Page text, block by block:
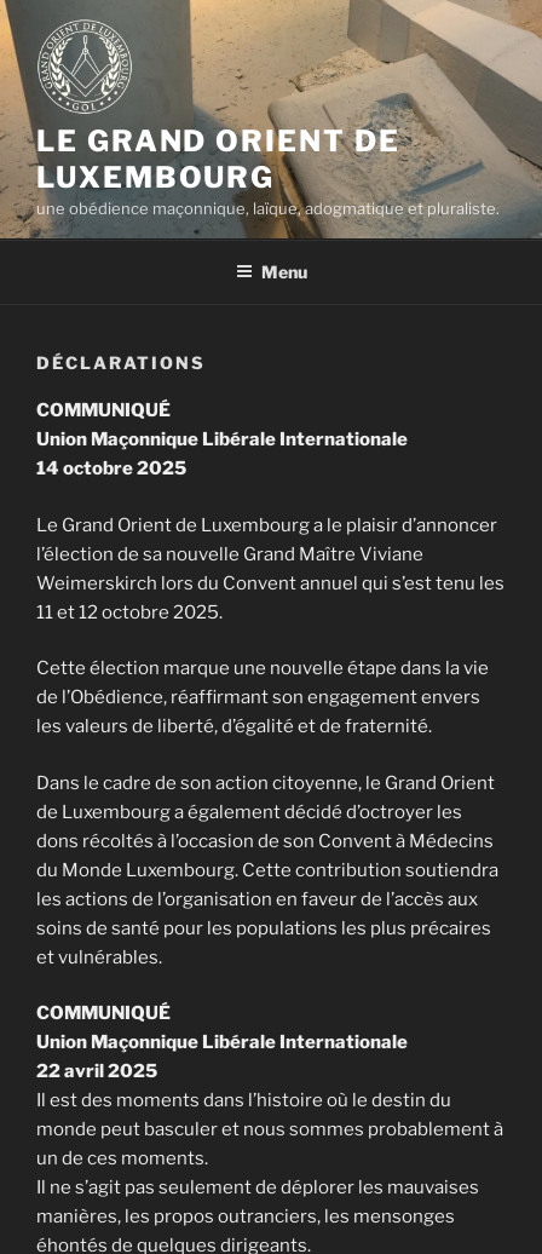
Aller
au
contenu
principal
LE GRAND ORIENT DE
LUXEMBOURG
une obédience maçonnique, laïque, adogmatique et pluraliste.
Menu
DÉCLARATIONS
COMMUNIQUÉ
Union Maçonnique Libérale Internationale
14 octobre 2025
Le Grand Orient de Luxembourg a le plaisir d’annoncer
l’élection de sa nouvelle Grand Maître Viviane
Weimerskirch lors du Convent annuel qui s’est tenu les
11 et 12 octobre 2025.
Cette élection marque une nouvelle étape dans la vie
de l’Obédience, réaffirmant son engagement envers
les valeurs de liberté, d’égalité et de fraternité.
Dans le cadre de son action citoyenne, le Grand Orient
de Luxembourg a également décidé d’octroyer les
dons récoltés à l’occasion de son Convent à Médecins
du Monde Luxembourg. Cette contribution soutiendra
les actions de l’organisation en faveur de l’accès aux
soins de santé pour les populations les plus précaires
et vulnérables.
COMMUNIQUÉ
Union Maçonnique Libérale Internationale
22 avril 2025
Il est des moments dans l’histoire où le destin du
monde peut basculer et nous sommes probablement à
un de ces moments.
Il ne s’agit pas seulement de déplorer les mauvaises
manières, les propos outranciers, les mensonges
éhontés de quelques dirigeants.